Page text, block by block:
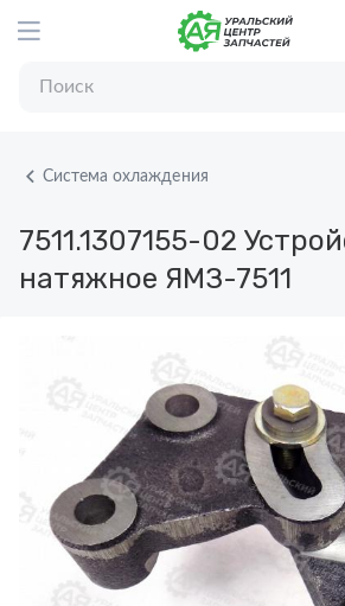
Система охлаждения
7511.1307155-02
натяжное ЯМЗ-7511